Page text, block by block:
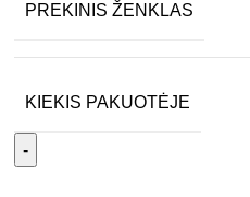
PREKINIS ŽENKLAS
KIEKIS PAKUOTĖJE